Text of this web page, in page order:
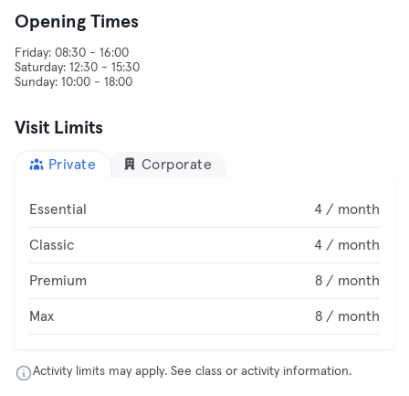
Opening Times
Friday: 08:30 - 16:00
Saturday: 12:30 - 15:30
Visit Limits
Private Corporate
Essential 4 / month
Classic 4 / month
Premium 8 / month
Max 8 / month
Activity limits may apply. See class or activity information.